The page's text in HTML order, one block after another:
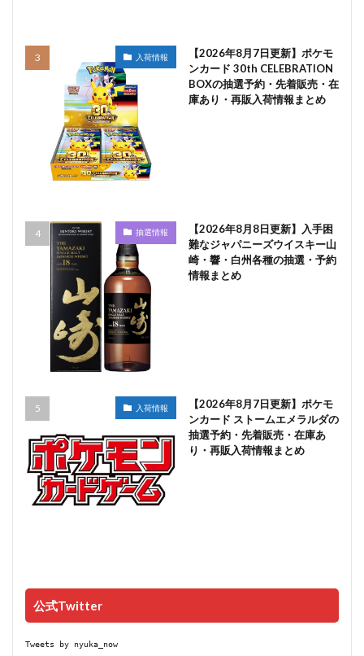
入荷情報
【2026年8月7日更新】ポケモ
ンカード 30th CELEBRATION
BOXの抽選予約・先着販売・在
庫あり・再販入荷情報まとめ
抽選情報
【2026年8月8日更新】入手困
難なジャパニーズウイスキー山
崎・響・白州各種の抽選・予約
情報まとめ
入荷情報
【2026年8月7日更新】ポケモ
ンカード ストームエメラルダの
抽選予約・先着販売・在庫あ
り・再販入荷情報まとめ
公式Twitter
Tweets by nyuka_now